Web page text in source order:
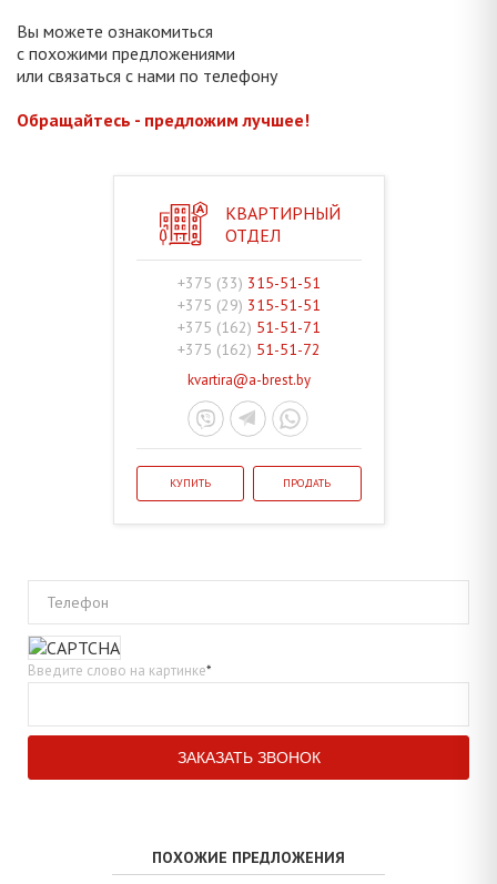
Вы можете ознакомиться
с похожими предложениями
или связаться с нами по телефону
Обращайтесь - предложим лучшее!
КВАРТИРНЫЙ
ОТДЕЛ
+375 (33) 315-51-51
+375 (29) 315-51-51
+375 (162) 51-51-71
+375 (162) 51-51-72
kvartira@a-brest.by
КУПИТЬ ПРОДАТЬ
Телефон
Введите слово на картинке*
ПОХОЖИЕ ПРЕДЛОЖЕНИЯ